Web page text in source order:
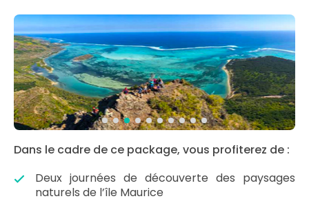
Dans le cadre de ce package, vous profiterez de :
Deux journées de découverte des paysages
naturels de l’île Maurice